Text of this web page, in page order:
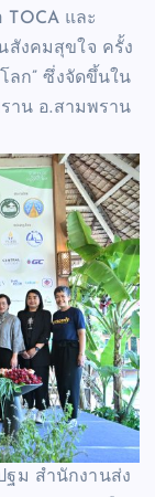
และ
สังคมสุขใจ ครั้ง
ลก” ซึ่งจัดขึ้นใน
าน อ.สามพราน
ม สำนักงานส่ง